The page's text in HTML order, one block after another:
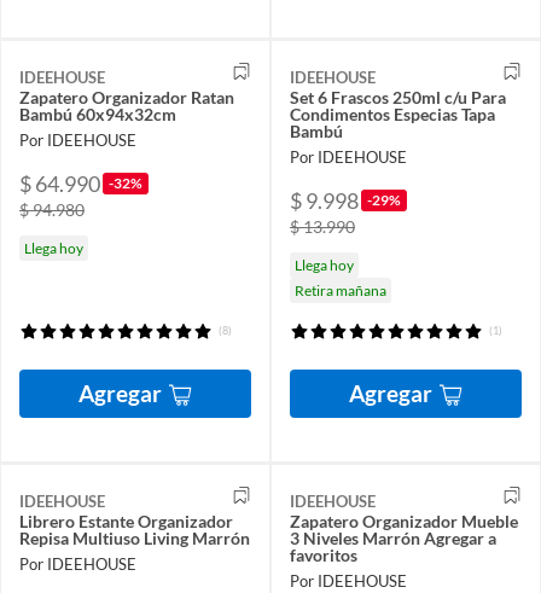
IDEEHOUSE
Zapatero Organizador Ratan
Bambú 60x94x32cm
Por IDEEHOUSE
$ 64.990 -32%
$ 94.980
Llega hoy
(8)
Agregar
IDEEHOUSE
Set 6 Frascos 250ml c/u Para
Condimentos Especias Tapa
Bambú
Por IDEEHOUSE
$ 9.998 -29%
$ 13.990
Llega hoy
Retira mañana
(1)
Agregar
IDEEHOUSE
Librero Estante Organizador
Repisa Multiuso Living Marrón
Por IDEEHOUSE
IDEEHOUSE
Zapatero Organizador Mueble
3 Niveles Marrón Agregar a
favoritos
Por IDEEHOUSE